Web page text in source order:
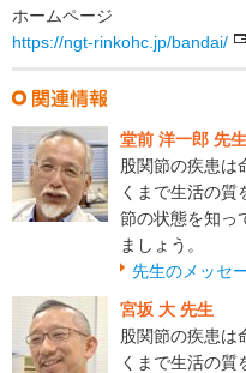
ホームページ
https://ngt-rinkohc.jp/bandai/
堂前 洋一郎 先生
股関節の疾患は
くまで生活の質
節の状態を知っ
ましょう。
先生のメッセ
宮坂 大 先生
股関節の疾患は
くまで生活の質